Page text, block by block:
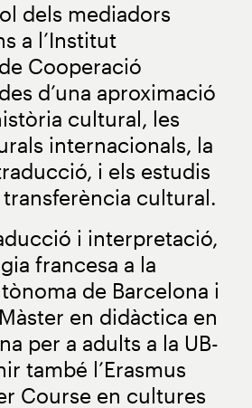
dels mediadors
a l’Institut
Cooperació
d’una aproximació
cultural, les
internacionals, la
i els estudis
transferència cultural.
i interpretació,
francesa a la
de Barcelona i
en didàctica en
per a adults a la UB-
també l’Erasmus
Course en cultures